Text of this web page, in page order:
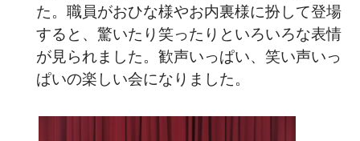
た。職員がおひな様やお内裏様に扮して登場
すると、驚いたり笑ったりといろいろな表情
が見られました。歓声いっぱい、笑い声いっ
ぱいの楽しい会になりました。